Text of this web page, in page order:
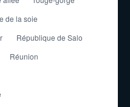
de la soie
République de Salo
Réunion